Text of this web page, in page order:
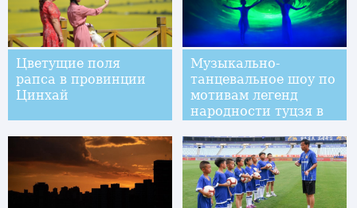
Цветущие поля
рапса в провинции
Цинхай
Музыкально-
танцевальное шоу по
мотивам легенд
народности туцзя в